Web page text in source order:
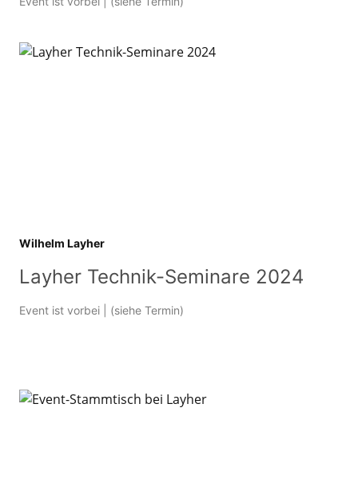
Wilhelm Layher
Layher Technik-Seminare 2024
Event ist vorbei | (siehe Termin)